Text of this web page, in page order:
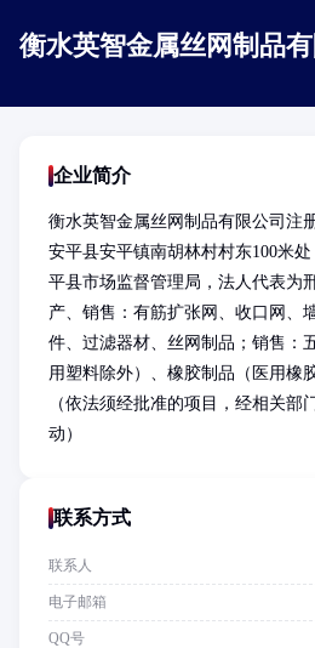
衡水英智金属丝网制品有
企业简介
衡水英智金属丝网制品有限公司注
安平县安平镇南胡林村村东100米
平县市场监督管理局，法人代表为
产、销售：有筋扩张网、收口网、
件、过滤器材、丝网制品；销售：
用塑料除外）、橡胶制品（医用橡
（依法须经批准的项目，经相关部
动）
联系方式
联系人
电子邮箱
QQ号